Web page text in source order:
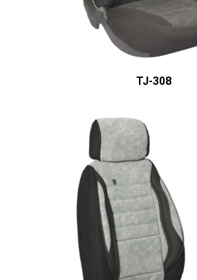
ÜRÜN DETAYINI GÖR
TJ-308